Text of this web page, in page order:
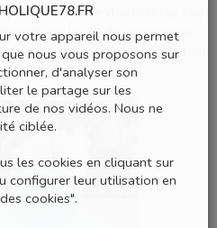
autour d’extraits de la Joie
sur la vie de la paroisse
force de proposition
missionnaire.
votre appareil nous permet
nous vous proposons sur
d'analyser son
le partage sur les
de nos vidéos. Nous ne
ciblée.
les cookies en cliquant sur
configurer leur utilisation en
cookies".